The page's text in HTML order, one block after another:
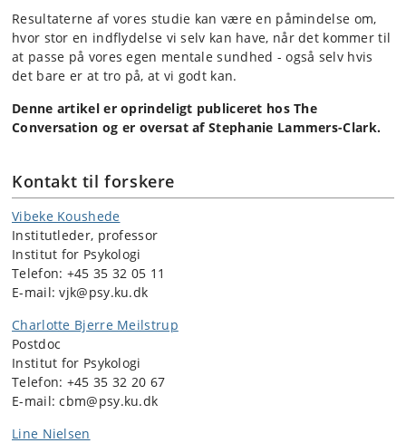
Resultaterne af vores studie kan være en påmindelse om,
hvor stor en indflydelse vi selv kan have, når det kommer til
at passe på vores egen mentale sundhed - også selv hvis
det bare er at tro på, at vi godt kan.
Denne artikel er oprindeligt publiceret hos The
Conversation og er oversat af Stephanie Lammers-Clark.
Kontakt til forskere
Vibeke Koushede
Institutleder, professor
Institut for Psykologi
Telefon: +45 35 32 05 11
E-mail: vjk@psy.ku.dk
Charlotte Bjerre Meilstrup
Postdoc
Institut for Psykologi
Telefon: +45 35 32 20 67
E-mail: cbm@psy.ku.dk
Line Nielsen